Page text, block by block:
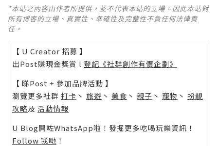
*本站之內容由作者所提供，並不代表本站的立場。因此本站對
所有博客的立場、真實性、準確性及完整性不負任何法律責
任。
【 U Creator 招募 】
出Post賺現金獎賞 l 登記《社群創作有價企劃》
【 睇Post + 參加品牌活動 】
瀏覽更多社群 打卡 丶 旅遊 丶 美食 丶 親子 丶 寵物 丶 扮靚
攻略及 活動情報
U Blog開咗WhatsApp啦！發掘更多吃喝玩樂資訊！
Follow 我哋 ！